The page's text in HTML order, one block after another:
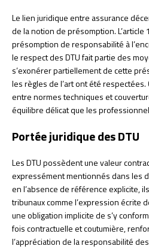
Le lien juridique entre assurance
de la notion de présomption. L’article
présomption de responsabilité à
le respect des DTU fait partie des
s’exonérer partiellement de cette
les règles de l’art ont été
entre normes techniques et
équilibre délicat que les
Portée juridique des DTU
Les DTU possèdent une valeur
expressément mentionnés dans les
en l’absence de référence explicite,
tribunaux comme l’expression écrite
une obligation implicite de s’y
fois contractuelle et coutumière,
l’appréciation de la responsabilité